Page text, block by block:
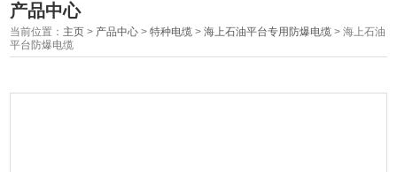
产品中心
当前位置： 主页 > 产品中心 >特种电缆 >海上石油平台专用防爆电缆 > 海上石油
平台防爆电缆